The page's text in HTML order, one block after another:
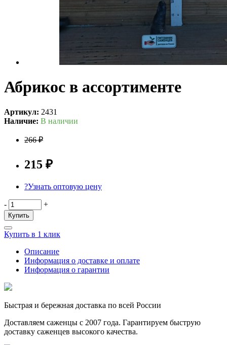
Абрикос в ассортименте
Артикул: 2431
Наличие: В наличии
266 ₽
215 ₽
?Узнать оптовую цену
- +
Купить
Купить в 1 клик
Описание
Информация о доставке и оплате
Информация о гарантии
Быстрая и бережная доставка по всей России
Доставляем саженцы с 2007 года. Гарантируем быструю
доставку саженцев высокого качества.